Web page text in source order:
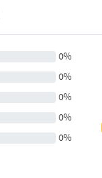
0%
0%
0%
0%
0%